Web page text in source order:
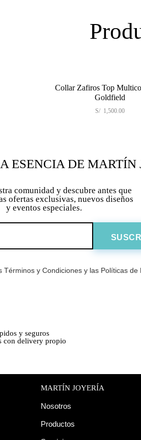
Collar Zafiros Top
Goldfield
S/ 1,500.00
ESENCIA DE MARTÍN
comunidad y descubre antes que
ofertas exclusivas, nuevos diseños
y eventos especiales.
Términos y Condiciones y las Políticas de
y seguros
con delivery propio
MARTÍN JOYERÍA
Nosotros
Productos